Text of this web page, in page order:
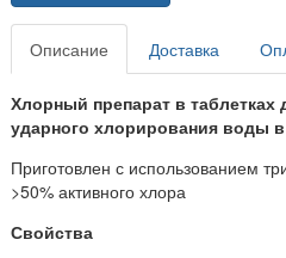
Описание Доставка
Хлорный препарат в таблетках
ударного хлорирования воды
Приготовлен с использованием
>50% активного хлора
Свойства